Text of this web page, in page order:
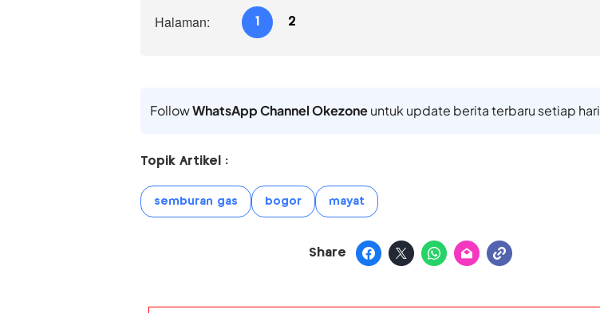
Halaman: 1 2
FollowWhatsApp Channel Okezoneuntuk update berita terbaru setiap hari
Topik Artikel :
semburan gas bogor mayat
Share